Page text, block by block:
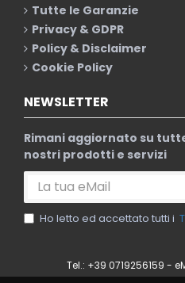
Tutte le Garanzie
Privacy & GDPR
Policy & Disclaimer
Cookie Policy
NEWSLETTER
Rimani aggiornato su
nostri prodotti e servizi
Ho letto ed accettato tutti i
Tel.: +39 0719256159 -